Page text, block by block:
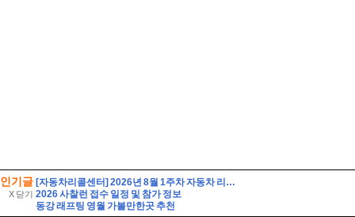
인기글
X 닫기
[자동차리콜센터] 2026년 8월 1주차 자동차 리콜 및 무상 수리 안내
2026 사찰런 접수 일정 및 참가 정보
동강 래프팅 영월 가볼만한곳 추천